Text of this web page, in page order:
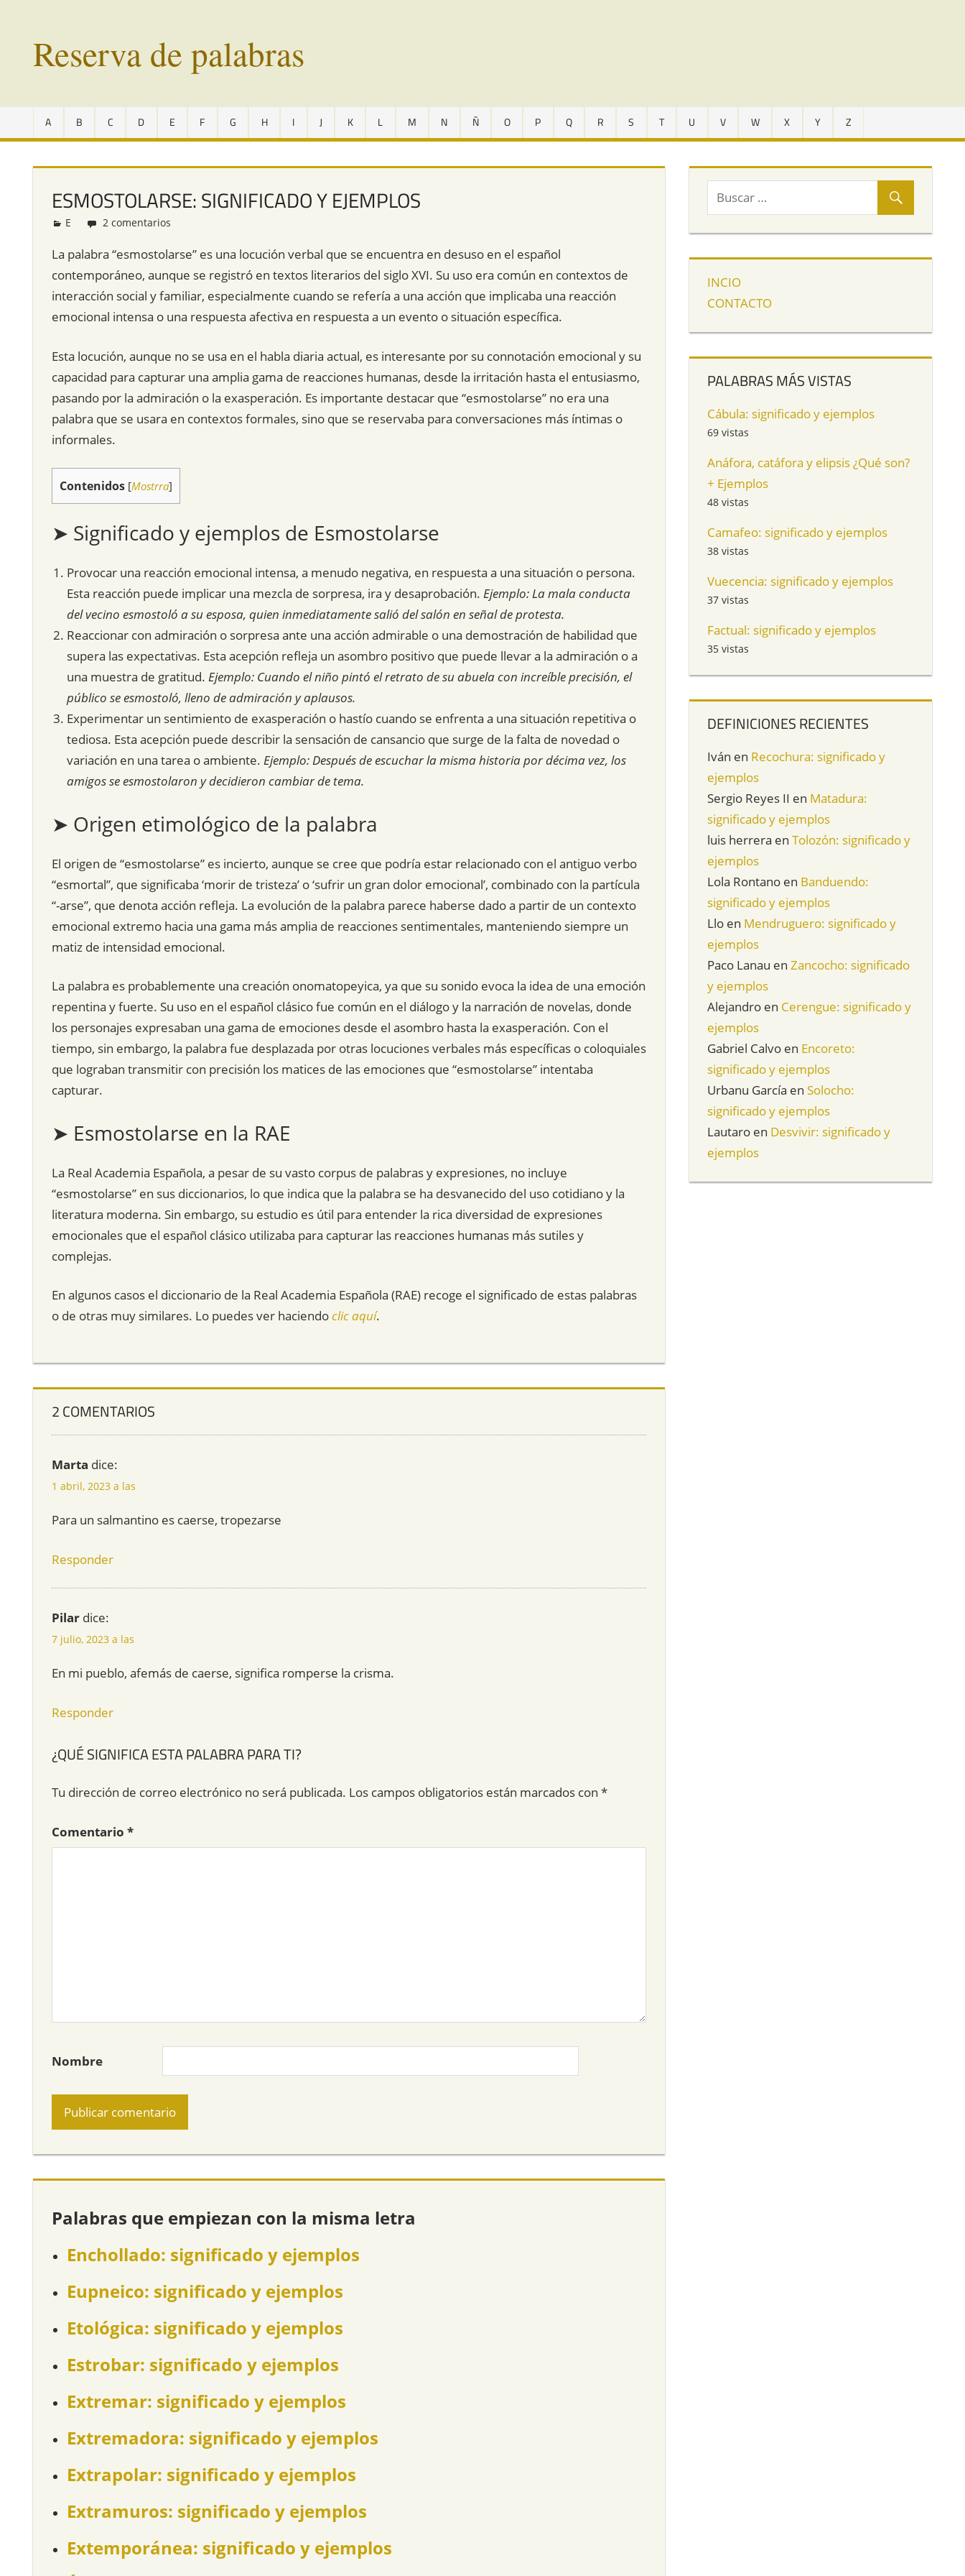
contenidoReserva de palabras
en
vías
extinción
todo
A B C D E F G H I J K L M N Ñ O P Q R S T U V W X Y Z
ESMOSTOLARSE: SIGNIFICADO Y EJEMPLOS
Redacción
E 2 comentarios
La palabra “esmostolarse” es una locución verbal que se encuentra en desuso en el español
contemporáneo, aunque se registró en textos literarios del siglo XVI. Su uso era común en contextos de
interacción social y familiar, especialmente cuando se refería a una acción que implicaba una reacción
emocional intensa o una respuesta afectiva en respuesta a un evento o situación específica.
Esta locución, aunque no se usa en el habla diaria actual, es interesante por su connotación emocional y su
capacidad para capturar una amplia gama de reacciones humanas, desde la irritación hasta el entusiasmo,
pasando por la admiración o la exasperación. Es importante destacar que “esmostolarse” no era una
palabra que se usara en contextos formales, sino que se reservaba para conversaciones más íntimas o
informales.
Contenidos [Mostrra]
➤ Significado y ejemplos de Esmostolarse
Provocar una reacción emocional intensa, a menudo negativa, en respuesta a una situación o persona.
Esta reacción puede implicar una mezcla de sorpresa, ira y desaprobación. Ejemplo: La mala conducta
del vecino esmostoló a su esposa, quien inmediatamente salió del salón en señal de protesta.
Reaccionar con admiración o sorpresa ante una acción admirable o una demostración de habilidad que
supera las expectativas. Esta acepción refleja un asombro positivo que puede llevar a la admiración o a
una muestra de gratitud. Ejemplo: Cuando el niño pintó el retrato de su abuela con increíble precisión, el
público se esmostoló, lleno de admiración y aplausos.
Experimentar un sentimiento de exasperación o hastío cuando se enfrenta a una situación repetitiva o
tediosa. Esta acepción puede describir la sensación de cansancio que surge de la falta de novedad o
variación en una tarea o ambiente. Ejemplo: Después de escuchar la misma historia por décima vez, los
amigos se esmostolaron y decidieron cambiar de tema.
➤ Origen etimológico de la palabra
El origen de “esmostolarse” es incierto, aunque se cree que podría estar relacionado con el antiguo verbo
“esmortal”, que significaba ‘morir de tristeza’ o ‘sufrir un gran dolor emocional’, combinado con la partícula
“-arse”, que denota acción refleja. La evolución de la palabra parece haberse dado a partir de un contexto
emocional extremo hacia una gama más amplia de reacciones sentimentales, manteniendo siempre un
matiz de intensidad emocional.
La palabra es probablemente una creación onomatopeyica, ya que su sonido evoca la idea de una emoción
repentina y fuerte. Su uso en el español clásico fue común en el diálogo y la narración de novelas, donde
los personajes expresaban una gama de emociones desde el asombro hasta la exasperación. Con el
tiempo, sin embargo, la palabra fue desplazada por otras locuciones verbales más específicas o coloquiales
que lograban transmitir con precisión los matices de las emociones que “esmostolarse” intentaba
capturar.
➤ Esmostolarse en la RAE
La Real Academia Española, a pesar de su vasto corpus de palabras y expresiones, no incluye
“esmostolarse” en sus diccionarios, lo que indica que la palabra se ha desvanecido del uso cotidiano y la
literatura moderna. Sin embargo, su estudio es útil para entender la rica diversidad de expresiones
emocionales que el español clásico utilizaba para capturar las reacciones humanas más sutiles y
complejas.
En algunos casos el diccionario de la Real Academia Española (RAE) recoge el significado de estas palabras
o de otras muy similares. Lo puedes ver haciendoclic aquí.
2 COMENTARIOS
Marta dice:
1 abril, 2023 a las
Para un salmantino es caerse, tropezarse
Responder
Pilar dice:
7 julio, 2023 a las
En mi pueblo, afemás de caerse, significa romperse la crisma.
Responder
¿QUÉ SIGNIFICA ESTA PALABRA PARA TI?
Tu dirección de correo electrónico no será publicada. Los campos obligatorios están marcados con *
Comentario *
Nombre
Palabras que empiezan con la misma letra
Enchollado: significado y ejemplos
Eupneico: significado y ejemplos
Etológica: significado y ejemplos
Estrobar: significado y ejemplos
Extremar: significado y ejemplos
Extremadora: significado y ejemplos
Extrapolar: significado y ejemplos
Extramuros: significado y ejemplos
Extemporánea: significado y ejemplos
INCIO
CONTACTO
PALABRAS MÁS VISTAS
Cábula: significado y ejemplos
69 vistas
Anáfora, catáfora y elipsis ¿Qué son?
+ Ejemplos
48 vistas
Camafeo: significado y ejemplos
38 vistas
Vuecencia: significado y ejemplos
37 vistas
Factual: significado y ejemplos
35 vistas
DEFINICIONES RECIENTES
Iván en Recochura: significado y
ejemplos
Sergio Reyes II en Matadura:
significado y ejemplos
luis herrera enTolozón: significado y
ejemplos
Lola Rontano en Banduendo:
significado y ejemplos
Llo en Mendruguero: significado y
ejemplos
Paco Lanau enZancocho: significado
y ejemplos
Alejandro en Cerengue: significado y
ejemplos
Gabriel Calvo en Encoreto:
significado y ejemplos
Urbanu García enSolocho:
significado y ejemplos
Lautaro en Desvivir: significado y
ejemplos